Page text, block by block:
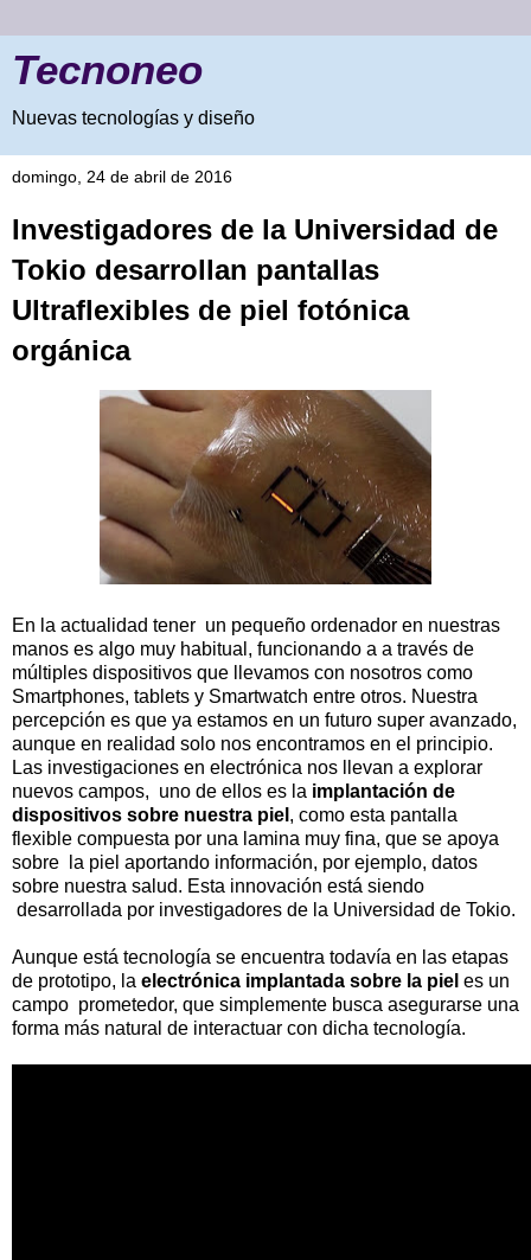
Tecnoneo
Nuevas tecnologías y diseño
domingo, 24 de abril de 2016
Investigadores de la Universidad de
Tokio desarrollan pantallas
Ultraflexibles de piel fotónica
orgánica
En la actualidad tener un pequeño ordenador en nuestras
manos es algo muy habitual, funcionando a a través de
múltiples dispositivos que llevamos con nosotros como
Smartphones, tablets y Smartwatch entre otros. Nuestra
percepción es que ya estamos en un futuro super avanzado,
aunque en realidad solo nos encontramos en el principio.
Las investigaciones en electrónica nos llevan a explorar
nuevos campos, uno de ellos es la implantación de
dispositivos sobre nuestra piel , como esta pantalla
flexible compuesta por una lamina muy fina, que se apoya
sobre la piel aportando información, por ejemplo, datos
sobre nuestra salud. Esta innovación está siendo
desarrollada por investigadores de la Universidad de Tokio.
Aunque está tecnología se encuentra todavía en las etapas
de prototipo, la electrónica implantada sobre la piel es un
campo prometedor, que simplemente busca asegurarse una
forma más natural de interactuar con dicha tecnología.